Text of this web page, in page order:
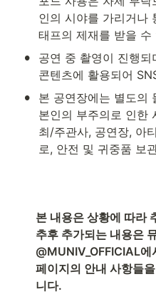
인의 시야를 가리거나
태프의 제재를 받을 수
•
공연 중 촬영이 진행되
콘텐츠에 활용되어
•
본 공연장에는 별도의
본인의 부주의로 인한
최/주관사, 공연장, 아
로, 안전 및 귀중품 보
본 내용은 상황에 따라
추후 추가되는 내용은
@MUNIV_OFFICIAL
페이지의 안내 사항들
니다.